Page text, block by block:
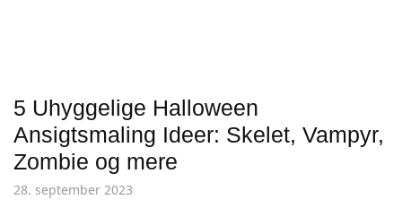
5 Uhyggelige Halloween
Ansigtsmaling Ideer: Skelet, Vampyr,
Zombie og mere
28. september 2023